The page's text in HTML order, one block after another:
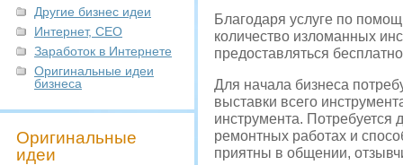
Другие бизнес идеи
Интернет, СЕО
Заработок в Интернете
Оригинальные идеи
бизнеса
Оригинальные
идеи
Благодаря услуге по
количество изломанных
предоставляться
Для начала бизнеса
выставки всего
инструмента.
ремонтных работах и
приятны в общении,